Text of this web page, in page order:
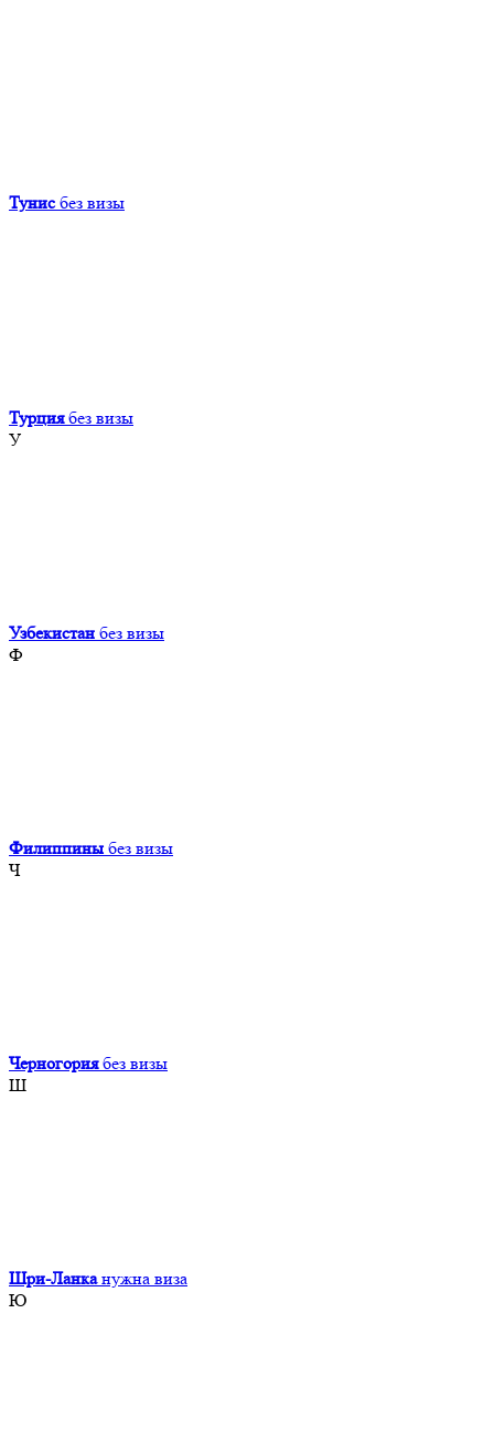
Тунис без визы
Турция без визы
У
Узбекистан без визы
Ф
Филиппины без визы
Ч
Черногория без визы
Ш
Шри-Ланка нужна виза
Ю